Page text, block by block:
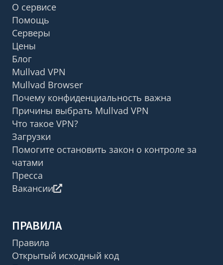
О сервисе
Помощь
Серверы
Цены
Блог
Mullvad VPN
Mullvad Browser
Почему конфиденциальность важна
Причины выбрать Mullvad VPN
Что такое VPN?
Загрузки
Помогите остановить закон о контроле за
чатами
Пресса
Вакансии
ПРАВИЛА
Правила
Открытый исходный код